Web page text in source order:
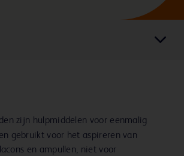
zijn hulpmiddelen voor eenmalig
gebruikt voor het aspireren van
en ampullen, niet voor